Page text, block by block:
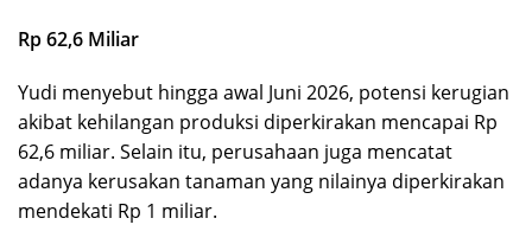
Rp 62,6 Miliar
Yudi menyebut hingga awal Juni 2026, potensi kerugian
akibat kehilangan produksi diperkirakan mencapai Rp
62,6 miliar. Selain itu, perusahaan juga mencatat
adanya kerusakan tanaman yang nilainya diperkirakan
mendekati Rp 1 miliar.